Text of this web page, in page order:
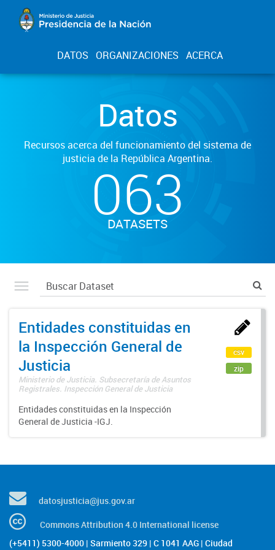
DATOS ORGANIZACIONES ACERCA
Datos
Recursos acerca del funcionamiento del sistema de
justicia de la República Argentina.
063
DATASETS
Entidades constituidas en
la Inspección General de
Justicia
Ministerio de Justicia. Subsecretaría de Asuntos
Registrales. Inspección General de Justicia
Entidades constituidas en la Inspección
General de Justicia -IGJ.
csv
zip
datosjusticia@jus.gov.ar
Commons Attribution 4.0 International license
(+5411) 5300-4000 | Sarmiento 329 | C 1041 AAG | Ciudad